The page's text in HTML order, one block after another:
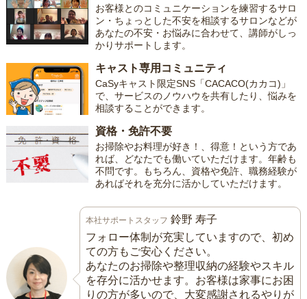
お客様とのコミュニケーションを練習するサロ
ン・ちょっとした不安を相談するサロンなどが
あなたの不安・お悩みに合わせて、講師がしっ
かりサポートします。
キャスト専用コミュニティ
CaSyキャスト限定SNS「CACACO(カカコ)」
で、サービスのノウハウを共有したり、悩みを
相談することができます。
資格・免許不要
お掃除やお料理が好き！、得意！という方であ
れば、どなたでも働いていただけます。年齢も
不問です。もちろん、資格や免許、職務経験が
あればそれを充分に活かしていただけます。
本社サポートスタッフ 鈴野 寿子
フォロー体制が充実していますので、初め
ての方もご安心ください。
あなたのお掃除や整理収納の経験やスキル
を存分に活かせます。お客様は家事にお困
りの方が多いので、大変感謝されるやりが